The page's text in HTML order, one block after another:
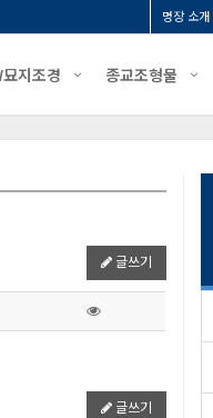
명장 소개
지조경 종교조형물
글쓰기
글쓰기